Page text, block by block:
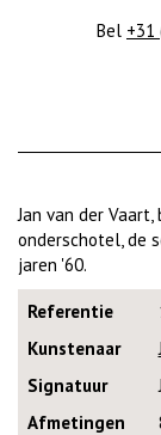
Bel +31
Jan van der
onderschotel, de
jaren '60.
Referentie
Kunstenaar
Signatuur
Afmetingen